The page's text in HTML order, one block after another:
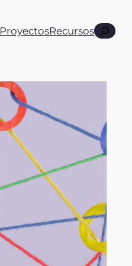
ProyectosRecursosBuscar